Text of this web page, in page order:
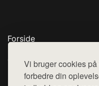
Vi bruger cookies
forbedre din
Forside
Top Rabatter
Blog